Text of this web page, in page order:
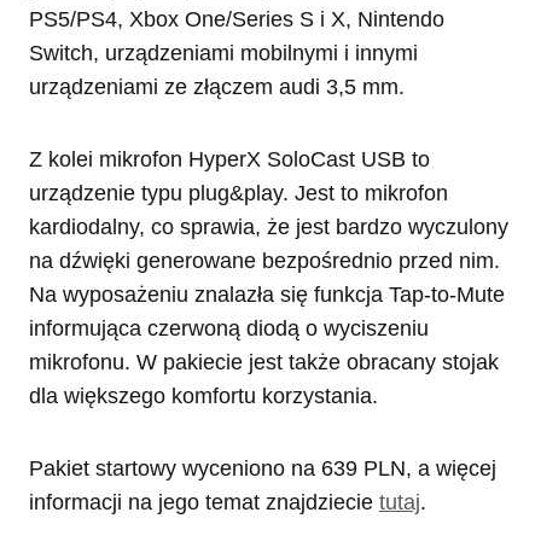
PS5/PS4, Xbox One/Series S i X, Nintendo
Switch, urządzeniami mobilnymi i innymi
urządzeniami ze złączem audi 3,5 mm.
Z kolei mikrofon HyperX SoloCast USB to
urządzenie typu plug&play. Jest to mikrofon
kardiodalny, co sprawia, że jest bardzo wyczulony
na dźwięki generowane bezpośrednio przed nim.
Na wyposażeniu znalazła się funkcja Tap-to-Mute
informująca czerwoną diodą o wyciszeniu
mikrofonu. W pakiecie jest także obracany stojak
dla większego komfortu korzystania.
Pakiet startowy wyceniono na 639 PLN, a więcej
informacji na jego temat znajdziecie tutaj.